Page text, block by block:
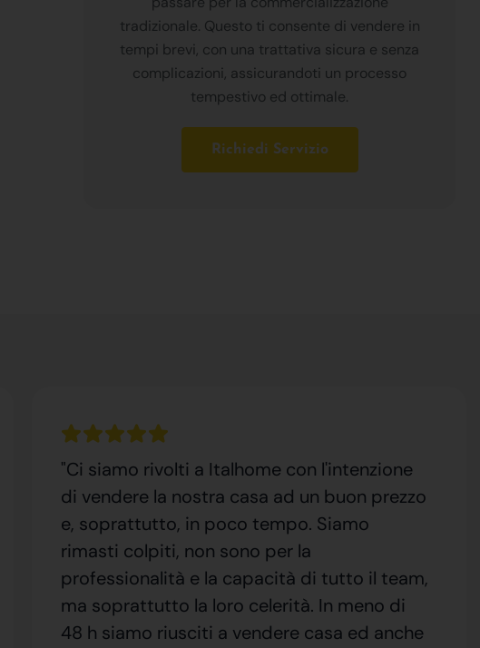
tradizionale. Questo ti consente di vendere in
tempi brevi, con una trattativa sicura e senza
complicazioni, assicurandoti un processo
tempestivo ed ottimale.
Richiedi Servizio
"Ci siamo rivolti a Italhome con l'intenzione
di vendere la nostra casa ad un buon prezzo
e, soprattutto, in poco tempo. Siamo
rimasti colpiti, non sono per la
professionalità e la capacità di tutto il team,
ma soprattutto la loro celerità. In meno di
48 h siamo riusciti a vendere casa ed anche